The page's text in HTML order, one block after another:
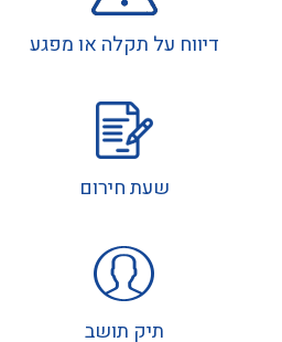
דיווח על תקלה או מפגע
שעת חירום
תיק תושב